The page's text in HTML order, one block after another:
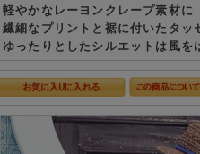
軽やかなレーヨンクレープ素材に
繊細なプリントと裾に付いたタッ
ゆったりとしたシルエットは風を